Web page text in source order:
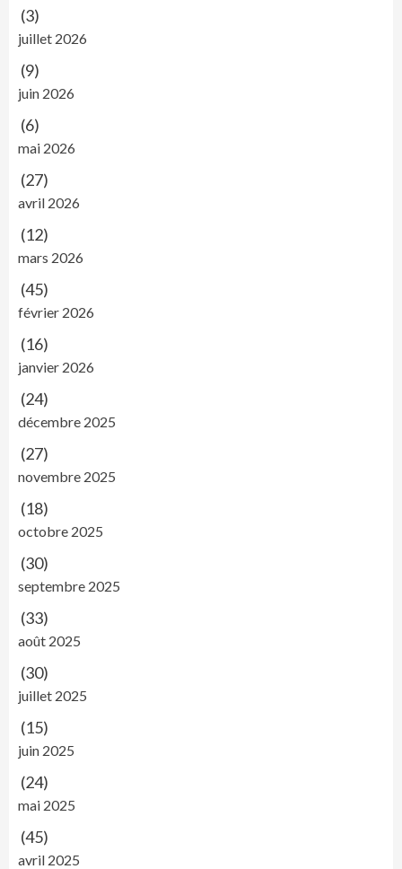
(3)
juillet 2026
(9)
juin 2026
(6)
mai 2026
(27)
avril 2026
(12)
mars 2026
(45)
février 2026
(16)
janvier 2026
(24)
décembre 2025
(27)
novembre 2025
(18)
octobre 2025
(30)
septembre 2025
(33)
août 2025
(30)
juillet 2025
(15)
juin 2025
(24)
mai 2025
(45)
avril 2025